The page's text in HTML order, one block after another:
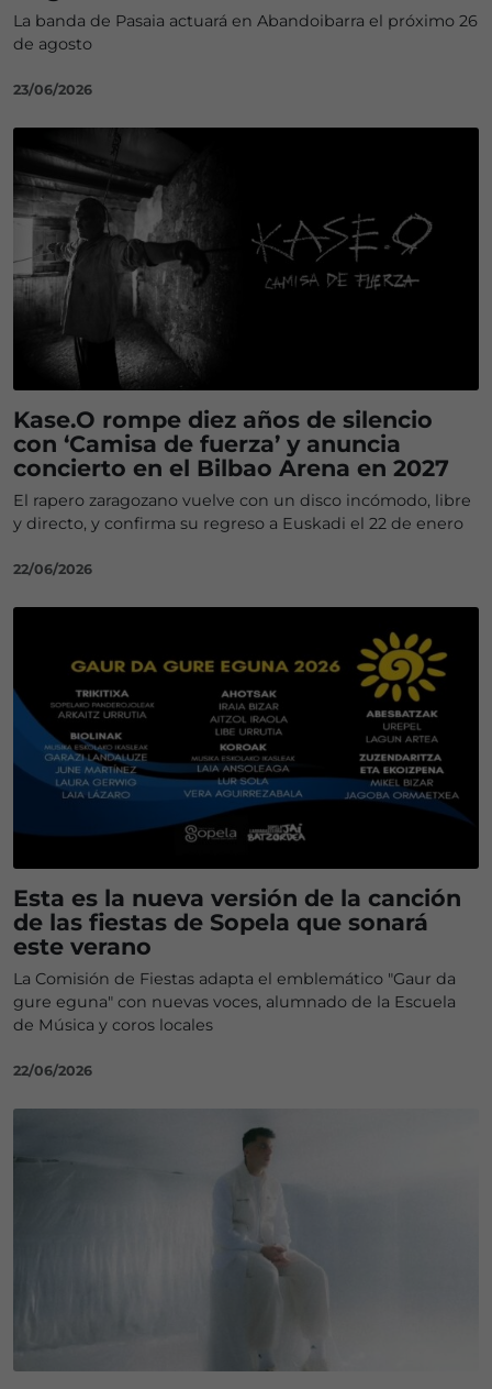
La banda de Pasaia actuará en Abandoibarra el próximo 26
de agosto
23/06/2026
Kase.O rompe diez años de silencio
con ‘Camisa de fuerza’ y anuncia
concierto en el Bilbao Arena en 2027
El rapero zaragozano vuelve con un disco incómodo, libre
y directo, y confirma su regreso a Euskadi el 22 de enero
22/06/2026
Esta es la nueva versión de la canción
de las fiestas de Sopela que sonará
este verano
La Comisión de Fiestas adapta el emblemático "Gaur da
gure eguna" con nuevas voces, alumnado de la Escuela
de Música y coros locales
22/06/2026